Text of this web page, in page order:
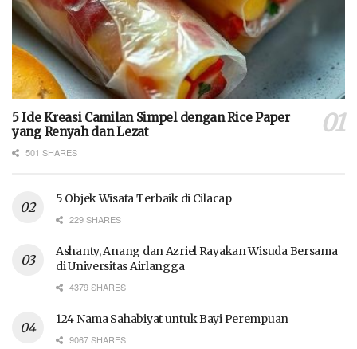
5 Ide Kreasi Camilan Simpel dengan Rice Paper
yang Renyah dan Lezat
501 SHARES
5 Objek Wisata Terbaik di Cilacap
229 SHARES
Ashanty, Anang dan Azriel Rayakan Wisuda Bersama
di Universitas Airlangga
4379 SHARES
124 Nama Sahabiyat untuk Bayi Perempuan
9067 SHARES